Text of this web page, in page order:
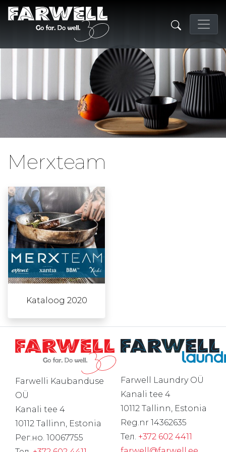
Merxteam
Kataloog 2020
Farwelli Kaubanduse
OÜ
Kanali tee 4
10112 Tallinn, Estonia
Рег.но. 10067755
Farwell Laundry OÜ
Kanali tee 4
10112 Tallinn, Estonia
Reg.nr 14362635
Тел. +372 602 4411